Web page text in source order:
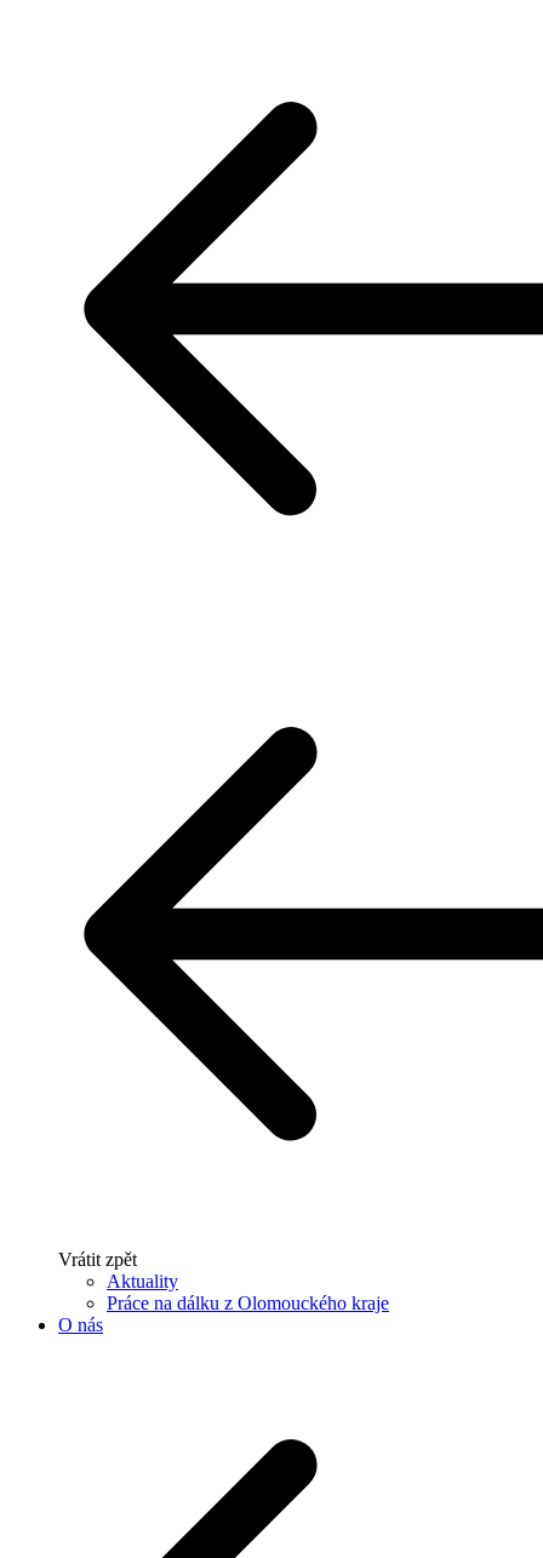
Vrátit zpět
Aktuality
Práce na dálku z Olomouckého kraje
O nás